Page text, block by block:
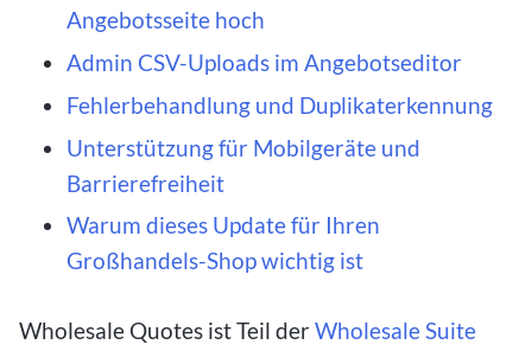
Angebotsseite hoch
Admin CSV-Uploads im Angebotseditor
Fehlerbehandlung und Duplikaterkennung
Unterstützung für Mobilgeräte und
Barrierefreiheit
Warum dieses Update für Ihren
Großhandels-Shop wichtig ist
Wholesale Quotes ist Teil derWholesale Suite